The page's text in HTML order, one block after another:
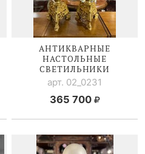
АНТИКВАРНЫЕ
НАСТОЛЬНЫЕ
СВЕТИЛЬНИКИ
арт. 02_0231
365 700